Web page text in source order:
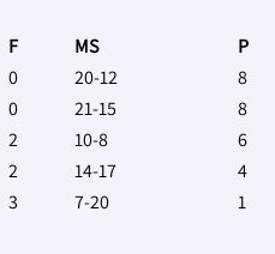
F MS
P
0 20-12
8
0 21-15
8
2 10-8
6
2 14-17
4
3 7-20 1